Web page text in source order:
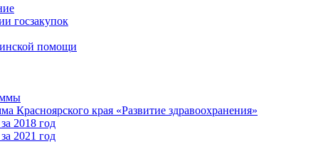
госзакупок
помощи
Красноярского края «Развитие здравоохранения»
2018 год
2021 год